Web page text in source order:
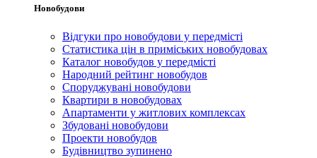
Новобудови
Відгуки про новобудови у передмісті
Статистика цін в приміських новобудовах
Каталог новобудов у передмісті
Народний рейтинг новобудов
Споруджувані новобудови
Квартири в новобудовах
Апартаменти у житлових комплексах
Збудовані новобудови
Проекти новобудов
Будівництво зупинено